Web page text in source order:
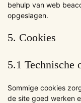
behulp van web
opgeslagen.
5. Cookies
5.1 Technische
Sommige cookies
de site goed werken